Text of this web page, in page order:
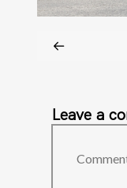
Leave a